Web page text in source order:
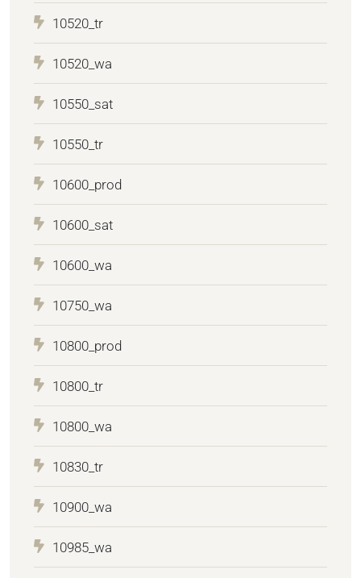
10520_tr
10520_wa
10550_sat
10550_tr
10600_prod
10600_sat
10600_wa
10750_wa
10800_prod
10800_tr
10800_wa
10830_tr
10900_wa
10985_wa